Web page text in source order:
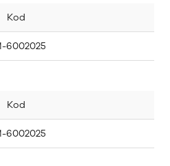
Kod
6002025
Kod
6002025